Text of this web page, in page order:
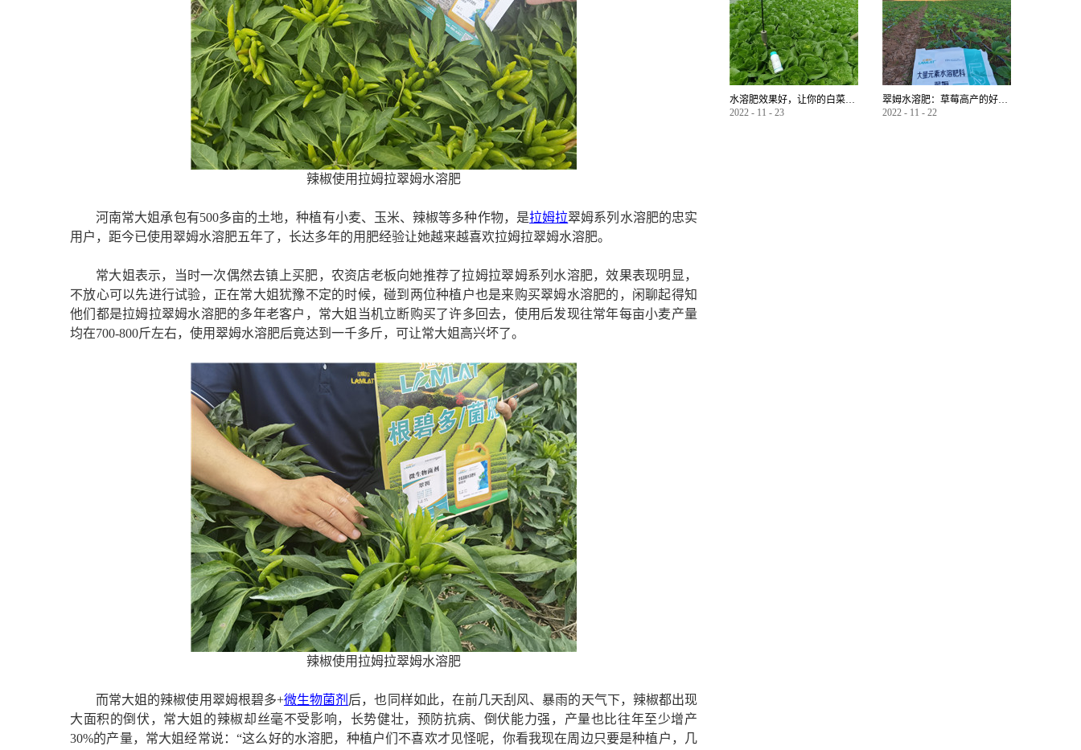
辣椒使用拉姆拉翠姆水溶肥
河南常大姐承包有500多亩的土地，种植有小麦、玉米、辣椒等多种作物，是拉姆拉翠姆系列水溶肥的忠实
用户，距今已使用翠姆水溶肥五年了，长达多年的用肥经验让她越来越喜欢拉姆拉翠姆水溶肥。
常大姐表示，当时一次偶然去镇上买肥，农资店老板向她推荐了拉姆拉翠姆系列水溶肥，效果表现明显，
不放心可以先进行试验，正在常大姐犹豫不定的时候，碰到两位种植户也是来购买翠姆水溶肥的，闲聊起得知
他们都是拉姆拉翠姆水溶肥的多年老客户，常大姐当机立断购买了许多回去，使用后发现往常年每亩小麦产量
均在700-800斤左右，使用翠姆水溶肥后竟达到一千多斤，可让常大姐高兴坏了。
辣椒使用拉姆拉翠姆水溶肥
而常大姐的辣椒使用翠姆根碧多+微生物菌剂 后，也同样如此，在前几天刮风、暴雨的天气下，辣椒都出现
大面积的倒伏，常大姐的辣椒却丝毫不受影响，长势健壮，预防抗病、倒伏能力强，产量也比往年至少增产
30%的产量，常大姐经常说：“这么好的水溶肥，种植户们不喜欢才见怪呢，你看我现在周边只要是种植户，几
水溶肥效果好，让你的白菜增产不是问题
2022 - 11 - 23
翠姆水溶肥：草莓高产的好帮手
2022 - 11 - 22